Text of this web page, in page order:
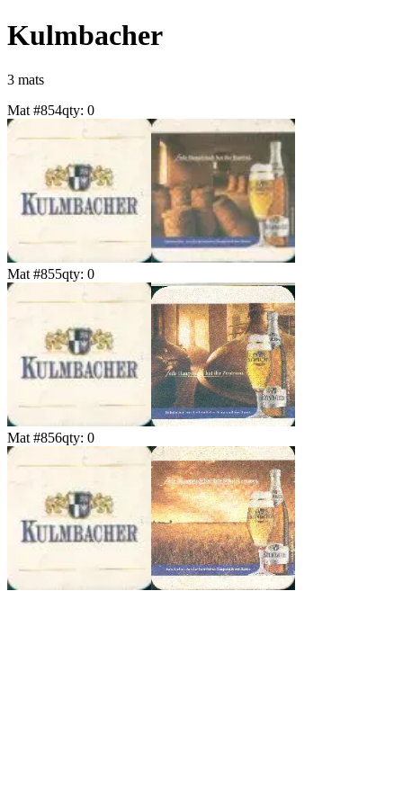
Kulmbacher
3 mats
Mat #854qty: 0
Mat #855qty: 0
Mat #856qty: 0